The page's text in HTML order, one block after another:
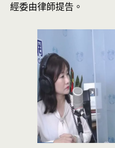
經委由律師提告。